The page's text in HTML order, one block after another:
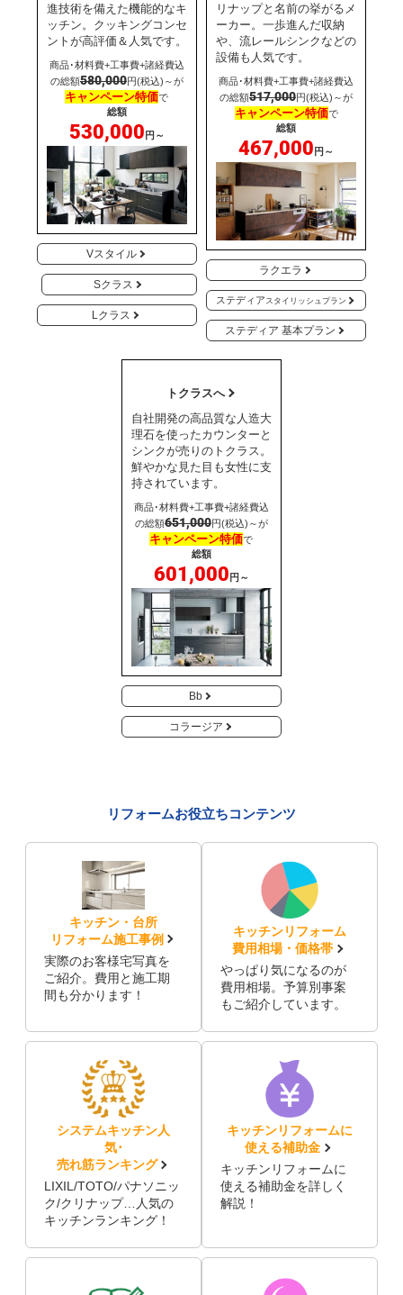
進技術を備えた機能的なキ
ッチン。クッキングコンセ
ントが高評価＆人気です。
商品･材料費+工事費+諸経費込
の総額580,000円(税込)～が
キャンペーン特価で
総額
530,000 円～
Vスタイル
Sクラス
Lクラス
リナップと名前の挙がるメ
ーカー。一歩進んだ収納
や、流レールシンクなどの
設備も人気です。
商品･材料費+工事費+諸経費込
の総額517,000円(税込)～が
キャンペーン特価で
総額
467,000 円～
ラクエラ
ステディア スタイリッシュプラン
ステディア 基本プラン
トクラスへ
自社開発の高品質な人造大
理石を使ったカウンターと
シンクが売りのトクラス。
鮮やかな見た目も女性に支
持されています。
商品･材料費+工事費+諸経費込
の総額651,000円(税込)～が
キャンペーン特価で
総額
601,000 円～
Bb
コラージア
リフォームお役立ちコンテンツ
キッチン・台所
リフォーム施工事例
実際のお客様宅写真を
ご紹介。費用と施工期
間も分かります！
キッチンリフォーム
費用相場・価格帯
やっぱり気になるのが
費用相場。予算別事案
もご紹介しています。
システムキッチン人
気･
売れ筋ランキング
LIXIL/TOTO/パナソニッ
ク/クリナップ…人気の
キッチンランキング！
キッチンリフォームに
使える補助金
キッチンリフォームに
使える補助金を詳しく
解説！